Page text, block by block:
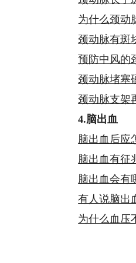
为什么颈动
颈动脉有斑
预防中风的
颈动脉堵塞
颈动脉支架
4.脑出血
脑出血后应
脑出血有征
脑出血会有
有人说脑出
为什么血压